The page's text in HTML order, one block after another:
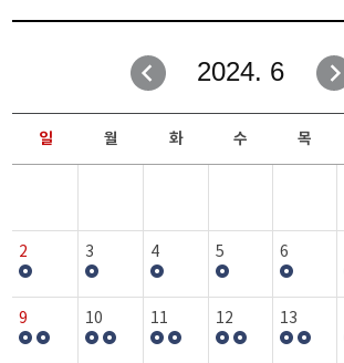
2024. 6
일 월 화 수 목
2 3 4 5 6
9 10 11 12 13